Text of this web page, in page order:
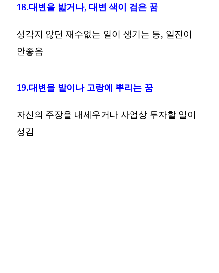
18.대변을 밟거나, 대변 색이 검은 꿈
생각지 않던 재수없는 일이 생기는 등, 일진이
안좋음
19.대변을 밭이나 고랑에 뿌리는 꿈
자신의 주장을 내세우거나 사업상 투자할 일이
생김